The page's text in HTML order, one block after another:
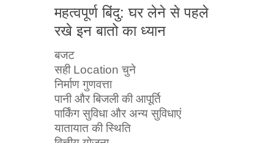
महत्वपूर्ण बिंदु: घर लेने से पहले
रखे इन बातो का ध्यान
बजट
सही Location चुने
निर्माण गुणवत्ता
पानी और बिजली की आपूर्ति
पार्किंग सुविधा और अन्य सुविधाएं
यातायात की स्थिति